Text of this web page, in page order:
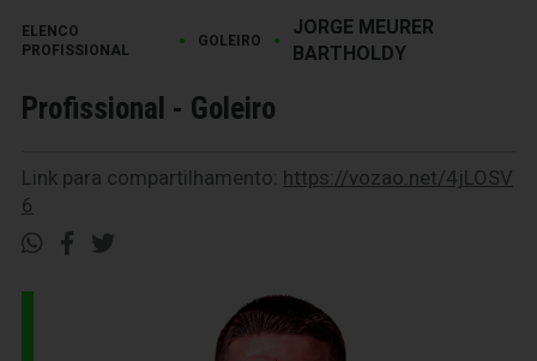
ELENCO
PROFISSIONAL
• GOLEIRO •
JORGE MEURER
BARTHOLDY
Profissional - Goleiro
Link para compartilhamento: https://vozao.net/4jLOSV
6